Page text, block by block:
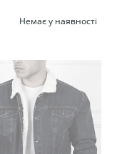
Немає у наявності